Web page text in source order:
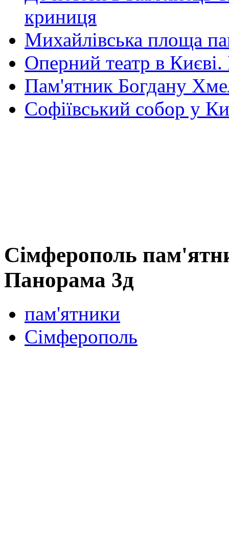
криниця
Михайлівська площа
Оперний театр в
Пам'ятник Богдану
Софіївський собор у
Сімферополь
Панорама 3д
пам'ятники
Сімферополь